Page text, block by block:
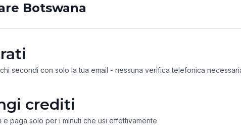
Botswana
secondi con solo la tua email - nessuna verifica telefonica
crediti
e paga solo per i minuti che usi effettivamente